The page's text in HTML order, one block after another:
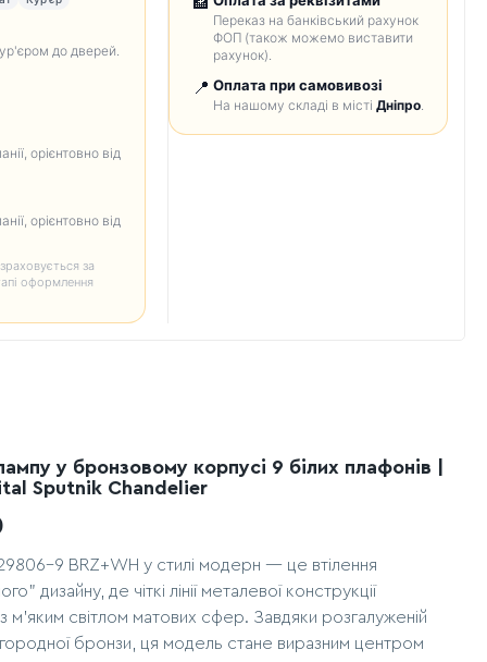
до дверей.
орієнтовно від
орієнтовно від
за
оформлення
Переказ на банківський рахунок
ФОП (також можемо виставити
рахунок).
📍 Оплата при самовивозі
На нашому складі в містіДніпро.
у бронзовому корпусі 9 білих плафонів |
Sputnik Chandelier
9 BRZ+WH у стилі модерн — це втілення
дизайну, де чіткі лінії металевої конструкції
м'яким світлом матових сфер. Завдяки розгалуженій
бронзи, ця модель стане виразним центром